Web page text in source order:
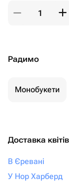
Радимо
Монобукети
Доставка
В Єревані
У Нор Харберд